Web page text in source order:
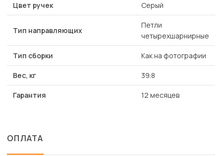
Цвет ручек Серый
Тип направляющих
Петли
четырехшарнирные
Тип сборки Как на фотографии
Вес, кг 39.8
Гарантия 12 месяцев
ОПЛАТА